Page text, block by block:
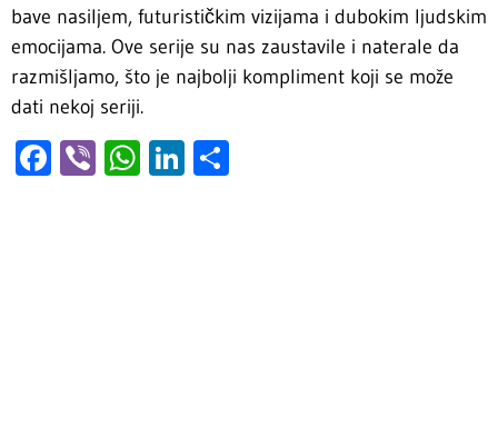
bave nasiljem, futurističkim vizijama i dubokim ljudskim
emocijama. Ove serije su nas zaustavile i naterale da
razmišljamo, što je najbolji kompliment koji se može
dati nekoj seriji.
Facebook
ViberWhatsApp
LinkedIn